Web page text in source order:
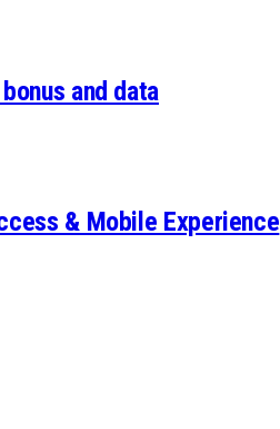
and data
& Mobile Experience